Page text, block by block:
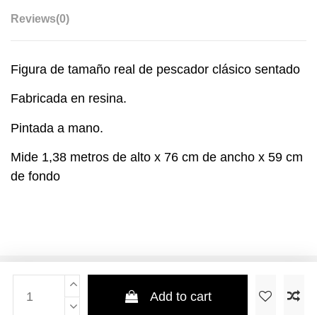
Add to cart
Reviews(0)
Figura de tamaño real de pescador clásico sentado
Fabricada en resina.
Pintada a mano.
Mide 1,38 metros de alto x 76 cm de ancho x 59 cm
de fondo